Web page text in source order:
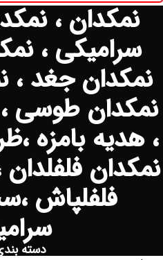
نمکدان ،
سرامیکی ،
نمکدان جغد ،
نمکدان طوسی
، هدیه بامزه
نمکدان
فلفلپاش
دسته